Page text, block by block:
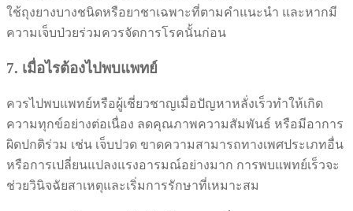
ใช้ถุงยางบางชนิดหรือยาชาเฉพาะที่ตามคำแนะนำ และหากมี
ความเจ็บป่วยร่วมควรจัดการโรคนั้นก่อน
7. เมื่อไรต้องไปพบแพทย์
ควรไปพบแพทย์หรือผู้เชี่ยวชาญเมื่อปัญหาหลั่งเร็วทำให้เกิด
ความทุกข์อย่างต่อเนื่อง ลดคุณภาพความสัมพันธ์ หรือมีอาการ
ผิดปกติร่วม เช่น เจ็บปวด ขาดความสามารถทางเพศประเภทอื่น
หรือการเปลี่ยนแปลงแรงอารมณ์อย่างมาก การพบแพทย์เร็วจะ
ช่วยวินิจฉัยสาเหตุและเริ่มการรักษาที่เหมาะสม